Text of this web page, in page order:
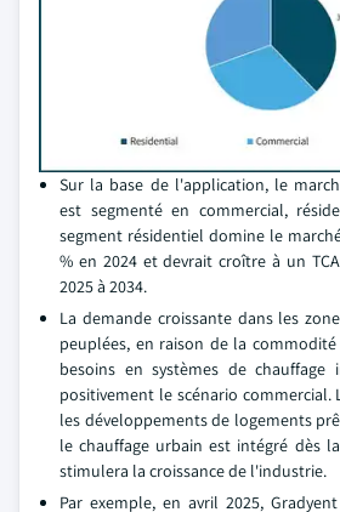
Sur la base de l'application, le
est segmenté en commercial,
segment résidentiel domine le
% en 2024 et devrait croître à un
2025 à 2034.
La demande croissante dans les
peuplées, en raison de la
besoins en systèmes de chauffage
positivement le scénario
les développements de logements
le chauffage urbain est intégré dès
stimulera la croissance de l'industrie.
Par exemple, en avril 2025,